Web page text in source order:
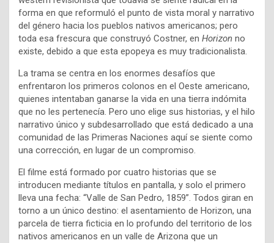
forma en que reformuló el punto de vista moral y narrativo
del género hacia los pueblos nativos americanos; pero
toda esa frescura que construyó Costner, en Horizon no
existe, debido a que esta epopeya es muy tradicionalista.
La trama se centra en los enormes desafíos que
enfrentaron los primeros colonos en el Oeste americano,
quienes intentaban ganarse la vida en una tierra indómita
que no les pertenecía. Pero uno elige sus historias, y el hilo
narrativo único y subdesarrollado que está dedicado a una
comunidad de las Primeras Naciones aquí se siente como
una corrección, en lugar de un compromiso.
El filme está formado por cuatro historias que se
introducen mediante títulos en pantalla, y solo el primero
lleva una fecha: “Valle de San Pedro, 1859”. Todos giran en
torno a un único destino: el asentamiento de Horizon, una
parcela de tierra ficticia en lo profundo del territorio de los
nativos americanos en un valle de Arizona que un